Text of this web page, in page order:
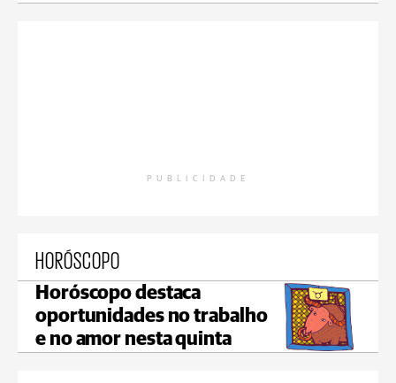
PUBLICIDADE
HORÓSCOPO
Horóscopo destaca
oportunidades no trabalho
e no amor nesta quinta